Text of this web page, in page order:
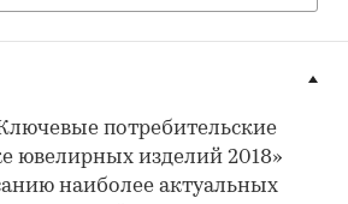
потребительские
ювелирных изделий 2018»
наиболее актуальных